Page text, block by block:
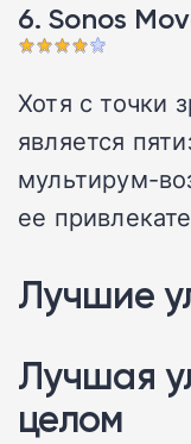
6. Sonos
Хотя с точки
является
мультирум-
ее
Лучшие
Лучшая
целом